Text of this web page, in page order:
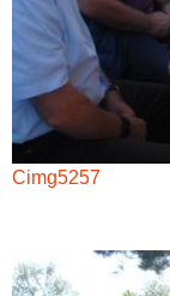
Cimg5257